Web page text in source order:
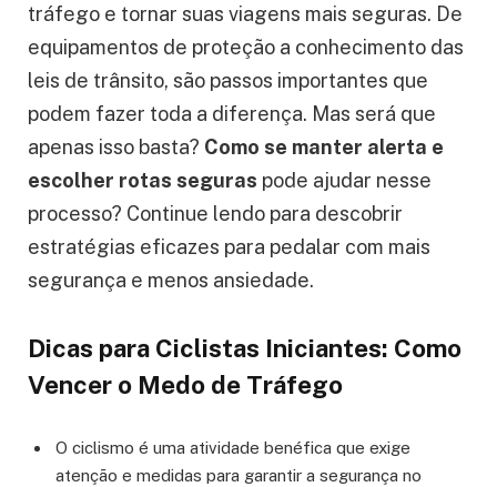
tráfego e tornar suas viagens mais seguras. De
equipamentos de proteção a conhecimento das
leis de trânsito, são passos importantes que
podem fazer toda a diferença. Mas será que
apenas isso basta? Como se manter alerta e
escolher rotas seguras pode ajudar nesse
processo? Continue lendo para descobrir
estratégias eficazes para pedalar com mais
segurança e menos ansiedade.
Dicas para Ciclistas Iniciantes: Como
Vencer o Medo de Tráfego
O ciclismo é uma atividade benéfica que exige
atenção e medidas para garantir a segurança no